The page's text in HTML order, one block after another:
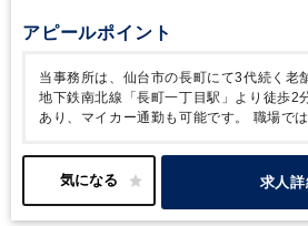
アピールポイント
当事務所は、仙台市の長町にて3代続く老
地下鉄南北線「長町一丁目駅」より徒歩2
あり、マイカー通勤も可能です。
職場で
活躍しています。私たちが何よりも大切
人ひとりに寄り添い、心を通わせる「思
につき新しい仲間を募集しています。 お
求人